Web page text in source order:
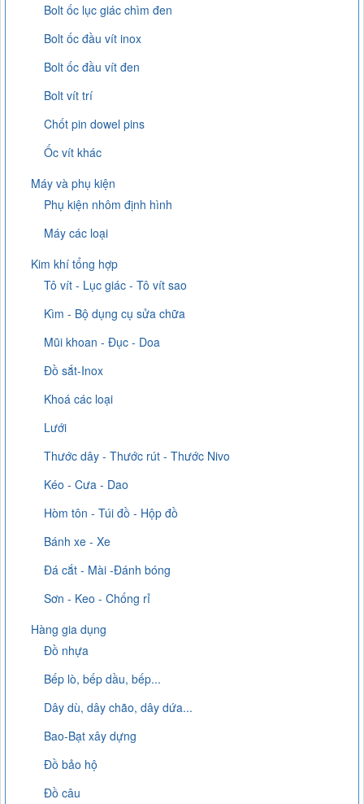
Bolt ốc lục giác chìm đen
Bolt ốc đầu vít inox
Bolt ốc đầu vít đen
Bolt vít trí
Chốt pin dowel pins
Ốc vít khác
Máy và phụ kiện
Phụ kiện nhôm định hình
Máy các loại
Kim khí tổng hợp
Tô vít - Lục giác - Tô vít sao
Kìm - Bộ dụng cụ sửa chữa
Mũi khoan - Đục - Doa
Đồ sắt-Inox
Khoá các loại
Lưới
Thước dây - Thước rút - Thước Nivo
Kéo - Cưa - Dao
Hòm tôn - Túi đồ - Hộp đồ
Bánh xe - Xe
Đá cắt - Mài -Đánh bóng
Sơn - Keo - Chống rỉ
Hàng gia dụng
Đồ nhựa
Bếp lò, bếp dầu, bếp...
Dây dù, dây chão, dây dứa...
Bao-Bạt xây dựng
Đồ bảo hộ
Đồ câu